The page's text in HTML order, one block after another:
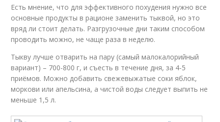
Есть мнение, что для эффективного похудения нужно все
основные продукты в рационе заменить тыквой, но это
вряд ли стоит делать. Разгрузочные дни таким способом
проводить можно, не чаще раза в неделю.
Тыкву лучше отварить на пару (самый малокалорийный
вариант) – 700-800 г, и съесть в течение дня, за 4-5
приёмов. Можно добавить свежевыжатые соки яблок,
моркови или апельсина, а чистой воды следует выпить не
меньше 1,5 л.